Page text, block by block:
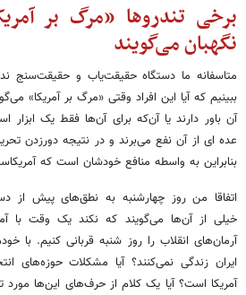
برخی تندروها «مرگ بر
نگهبان می‌گویند
متاسفانه ما دستگاه حقیقت‌یاب و حقیقت‌سنج
آن باور دارند یا آن‌که برای آن‌ها فقط یک
عده ای از آن نفع می‌برند و در نتیجه دورزدن
بنابراین به واسطه منافع خودشان است که
اتفاقا من روز چهارشنبه به نطق‌های پیش از
خیلی از آن‌ها می‌گویند که نکند یک‌ وقت با
آرمان‌های انقلاب را روز شنبه قربانی کنیم. با
ایران زندگی نمی‌کنند؟ آیا مشکلات حوزه‌های
آمریکا است؟ آیا یک کلام از حرف‌های این‌ها مورد